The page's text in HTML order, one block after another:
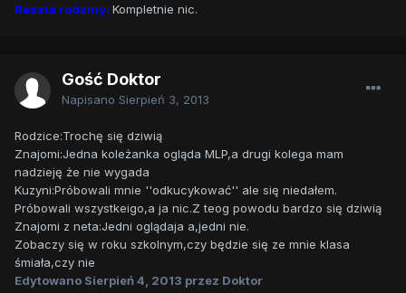
Reszta rodziny: Kompletnie nic.
Gość Doktor
Napisano Sierpień 3, 2013
Rodzice:Trochę się dziwią
Znajomi:Jedna koleżanka ogląda MLP,a drugi kolega mam
nadzieję że nie wygada
Kuzyni:Próbowali mnie ''odkucykować'' ale się niedałem.
Próbowali wszystkeigo,a ja nic.Z teog powodu bardzo się dziwią
Znajomi z neta:Jedni oglądaja a,jedni nie.
Zobaczy się w roku szkolnym,czy będzie się ze mnie klasa
śmiała,czy nie
Edytowano Sierpień 4, 2013 przez Doktor